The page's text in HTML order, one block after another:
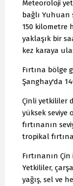
Meteoroloji
bağlı Yuhuan
150 kilometre
yaklaşık bir
kez karaya
Fırtına bölge
Şanghay'da
Çinli yetkililer
yüksek seviye
fırtınanın
tropikal
Fırtınanın
Yetkililer,
yağış, sel ve